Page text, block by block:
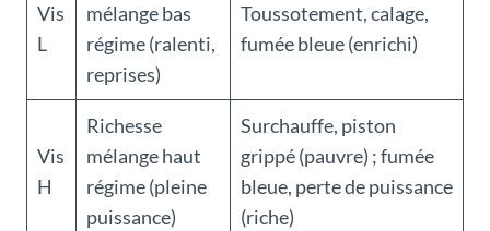
Vis
L
mélange bas
régime (ralenti,
reprises)
Toussotement, calage,
fumée bleue (enrichi)
Vis
H
Richesse
mélange haut
régime (pleine
puissance)
Surchauffe, piston
grippé (pauvre) ; fumée
bleue, perte de puissance
(riche)